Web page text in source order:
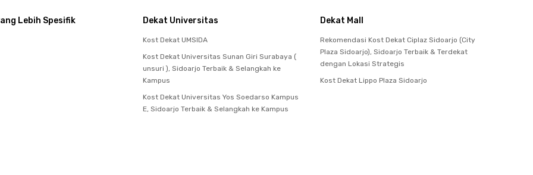
Lebih Spesifik Dekat Universitas
Kost Dekat UMSIDA
Kost Dekat Universitas Sunan Giri Surabaya (
unsuri ), Sidoarjo Terbaik & Selangkah ke
Kampus
Kost Dekat Universitas Yos Soedarso Kampus
E, Sidoarjo Terbaik & Selangkah ke Kampus
Dekat Mall
Rekomendasi Kost Dekat Ciplaz Sidoarjo (City
Plaza Sidoarjo), Sidoarjo Terbaik & Terdekat
dengan Lokasi Strategis
Kost Dekat Lippo Plaza Sidoarjo